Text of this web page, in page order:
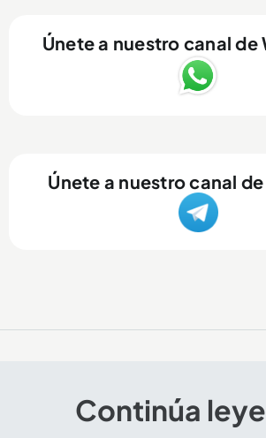
Únete a nuestro canal de
Únete a nuestro canal
Continúa